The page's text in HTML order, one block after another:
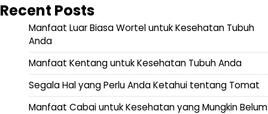
Recent Posts
Manfaat Luar Biasa Wortel untuk Kesehatan Tubuh
Anda
Manfaat Kentang untuk Kesehatan Tubuh Anda
Segala Hal yang Perlu Anda Ketahui tentang Tomat
Manfaat Cabai untuk Kesehatan yang Mungkin Belum